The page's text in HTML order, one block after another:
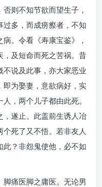
则不知节欲而望生子，
多，而成痨瘵者，不知
。令看《寿康宝鉴》，
，及短命而死之苦祸。昔
说及此事，亦大家恶业
即为娶妻，意欲病好，实
，两个儿子都由此死。
遂止。此盖前生诱人冶
死了又不悟。若非友人
？非怨鬼使他，必不如
痛医脚之庸医。无论男